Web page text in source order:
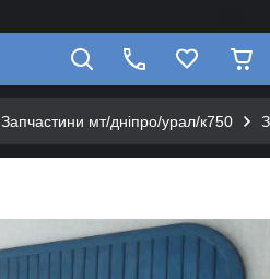
Запчастини мт/дніпро/урал/к750